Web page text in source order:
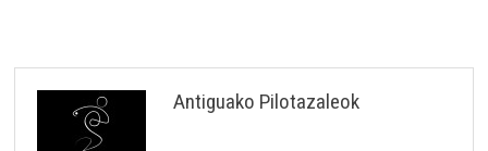
Antiguako Pilotazaleok